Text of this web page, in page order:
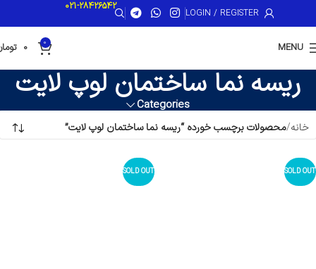
LOGIN / REGISTER
021-28426542
MENU
0
0
ریسه نما ساختمان لوپ لایت
Categories
خانه محصولات برچسب خورده “ریسه نما ساختمان لوپ لایت”
SOLD OUT
SOLD OUT